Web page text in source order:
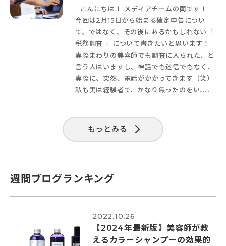
こんにちは！ メディアチームの南です！
今回は2月15日から始まる確定申告につい
て、ではなく、その後にあるかもしれない「
税務調査 」について書きたいと思います！
実際まわりの美容師でも調査に入られた、と
言う人はいますし、神話でも迷信でもなく、
実際に、突然、電話がかかってきます（笑）
私も実は経験者で、かなり焦ったのをい……
もっとみる
週間ブログランキング
2022.10.26
【2024年最新版】美容師が教
えるカラーシャンプーの効果的